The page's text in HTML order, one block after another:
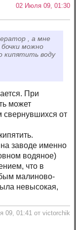
02 Июля 09, 01:30
, а мне
можно
кипятить воду
При
может
свернувшихся от
заводе именно
водяное)
что в
малиново-
невысокая,
09, 01:41 от victorchik